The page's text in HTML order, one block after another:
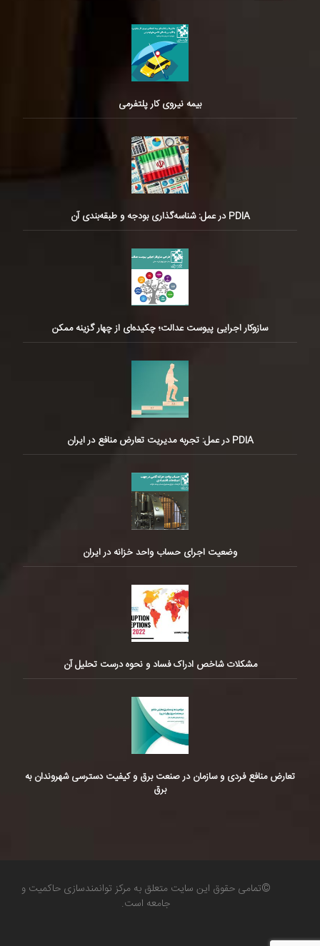
بیمه نیروی کار پلتفرمی
PDIA در عمل: شناسه‌گذاری بودجه و طبقه‌بندی آن
سازوکار اجرایی پیوست عدالت؛ چکیده‌ای از چهار گزینه ممکن
PDIA در عمل: تجربه مدیریت تعارض منافع در ایران
وضعیت اجرای حساب واحد خزانه در ایران
مشکلات شاخص ادراک فساد و نحوه درست تحلیل آن
تعارض منافع فردی و سازمان در صنعت برق و کیفیت دسترسی شهروندان به
برق
©تمامی حقوق این سایت متعلق به مرکز توانمندسازی حاکمیت و
جامعه است.